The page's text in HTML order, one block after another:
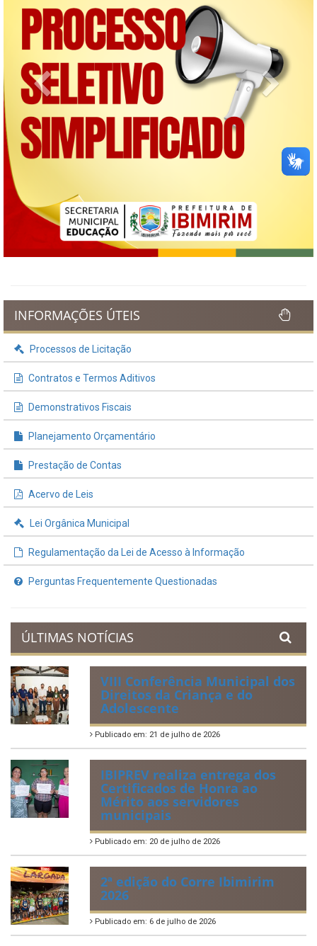
Previous Next
INFORMAÇÕES ÚTEIS
Processos de Licitação
Contratos e Termos Aditivos
Demonstrativos Fiscais
Planejamento Orçamentário
Prestação de Contas
Acervo de Leis
Lei Orgânica Municipal
Regulamentação da Lei de Acesso à Informação
Perguntas Frequentemente Questionadas
ÚLTIMAS NOTÍCIAS
VIII Conferência Municipal dos
Direitos da Criança e do
Adolescente
Publicado em: 21 de julho de 2026
IBIPREV realiza entrega dos
Certificados de Honra ao
Mérito aos servidores
municipais
Publicado em: 20 de julho de 2026
2ª edição do Corre Ibimirim
2026
Publicado em: 6 de julho de 2026